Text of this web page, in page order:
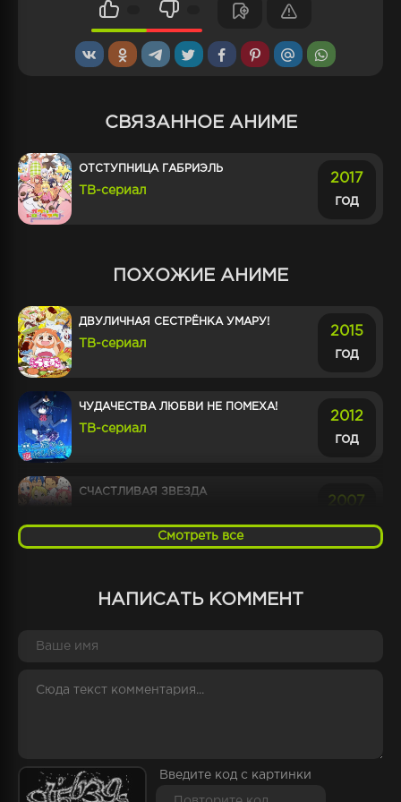
СВЯЗАННОЕ АНИМЕ
ОТСТУПНИЦА ГАБРИЭЛЬ
ТВ-сериал
2017
год
ПОХОЖИЕ АНИМЕ
ДВУЛИЧНАЯ СЕСТРЁНКА УМАРУ!
ТВ-сериал
2015
год
ЧУДАЧЕСТВА ЛЮБВИ НЕ ПОМЕХА!
ТВ-сериал
2012
год
СЧАСТЛИВАЯ ЗВЕЗДА
2007
год
ТВ-сериал
ТВ-сериал
Смотреть все
НАПИСАТЬ КОММЕНТ
Введите код с картинки